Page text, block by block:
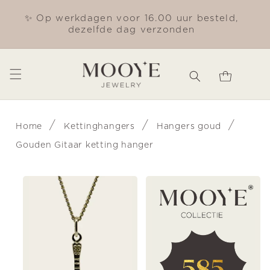
naar de
✨ Op werkdagen voor 16.00 uur besteld,
dezelfde dag verzonden
Winkelwagen
Home / Kettinghangers / Hangers goud /
Gouden Gitaar ketting hanger
Ga direct naar
productinformatie